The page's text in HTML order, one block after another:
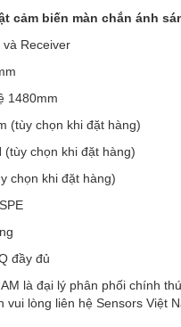
cảm biến màn chắn ánh
Receiver
1480mm
(tùy chọn khi đặt hàng)
(tùy chọn khi đặt hàng)
chọn khi đặt hàng)
đầy đủ
là đại lý phân phối chính
vui lòng liên hệ Sensors Việt